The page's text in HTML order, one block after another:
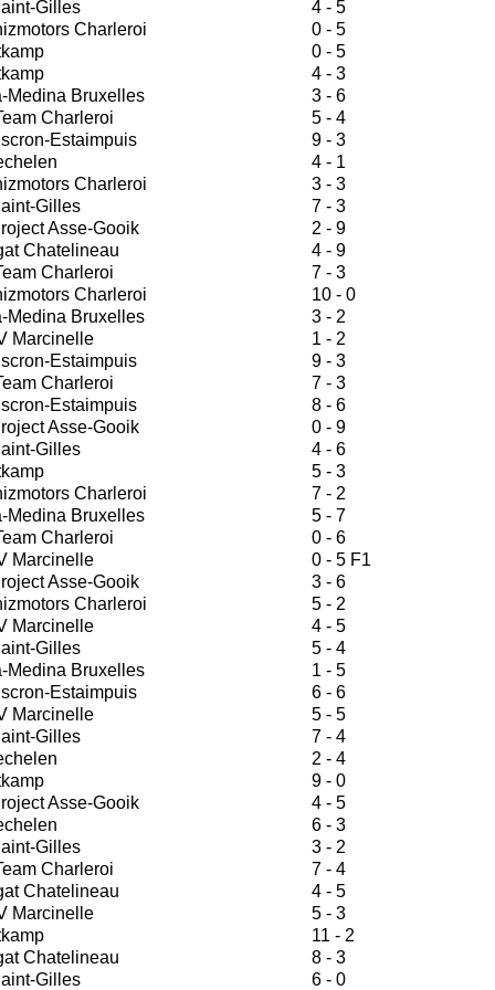
Gilles
4 - 5
Charleroi
0 - 5
0 - 5
4 - 3
Medina Bruxelles
3 - 6
Charleroi
5 - 4
Estaimpuis
9 - 3
4 - 1
Charleroi
3 - 3
Gilles
7 - 3
Asse-Gooik
2 - 9
Chatelineau
4 - 9
Charleroi
7 - 3
Charleroi
10 - 0
Medina Bruxelles
3 - 2
Marcinelle
1 - 2
Estaimpuis
9 - 3
Charleroi
7 - 3
Estaimpuis
8 - 6
Asse-Gooik
0 - 9
Gilles
4 - 6
5 - 3
Charleroi
7 - 2
Medina Bruxelles
5 - 7
Charleroi
0 - 6
Marcinelle
0 - 5 F1
Asse-Gooik
3 - 6
Charleroi
5 - 2
Marcinelle
4 - 5
Gilles
5 - 4
Medina Bruxelles
1 - 5
Estaimpuis
6 - 6
Marcinelle
5 - 5
Gilles
7 - 4
2 - 4
9 - 0
Asse-Gooik
4 - 5
6 - 3
Gilles
3 - 2
Charleroi
7 - 4
Chatelineau
4 - 5
Marcinelle
5 - 3
11 - 2
Chatelineau
8 - 3
Gilles
6 - 0